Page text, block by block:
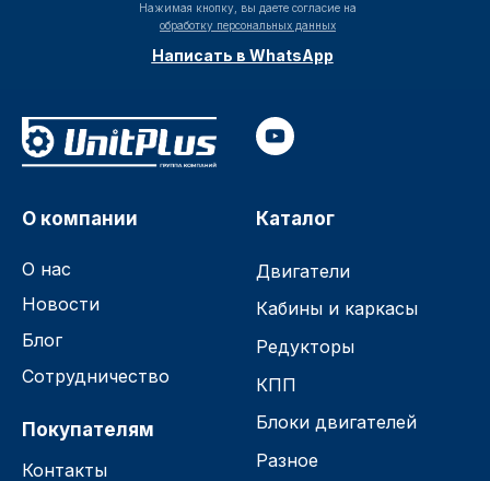
Нажимая кнопку, вы даете согласие на
обработку персональных данных
Написать в WhatsApp
О компании
О нас
Новости
Блог
Сотрудничество
Покупателям
Контакты
Каталог
Двигатели
Кабины и каркасы
Редукторы
КПП
Блоки двигателей
Разное